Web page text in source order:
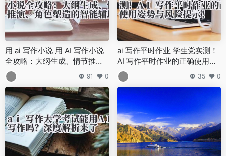
用 ai 写作小说 用 AI 写作小说
全攻略：大纲生成、情节推
演、角色塑造的智能辅助流程
91 0
ai 写作平时作业 学生党实测！
AI 写作平时作业的正确使用姿
势与风险提示！
35 0